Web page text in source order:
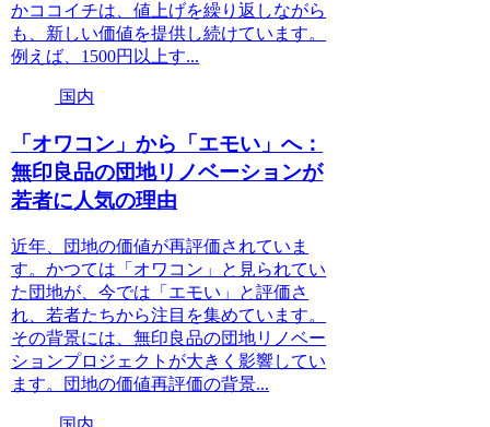
かココイチは、値上げを繰り返しながら
も、新しい価値を提供し続けています。
例えば、1500円以上す...
国内
「オワコン」から「エモい」へ：
無印良品の団地リノベーションが
若者に人気の理由
近年、団地の価値が再評価されていま
す。かつては「オワコン」と見られてい
た団地が、今では「エモい」と評価さ
れ、若者たちから注目を集めています。
その背景には、無印良品の団地リノベー
ションプロジェクトが大きく影響してい
ます。団地の価値再評価の背景...